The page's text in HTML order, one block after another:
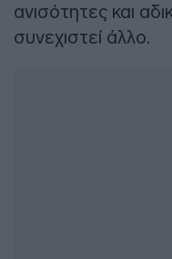
ανισότητες και
συνεχιστεί άλλο.